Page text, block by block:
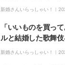
新婚さんいらっしゃい！｜
「いいものを買っ
ルと結婚した歌舞
を経て決死のプロポ
新婚さんいらっしゃい！｜